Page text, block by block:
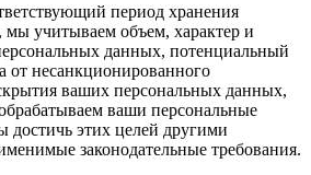
период хранения
учитываем объем, характер и
данных, потенциальный
от несанкционированного
ваших персональных данных,
ваши персональные
этих целей другими
законодательные требования.